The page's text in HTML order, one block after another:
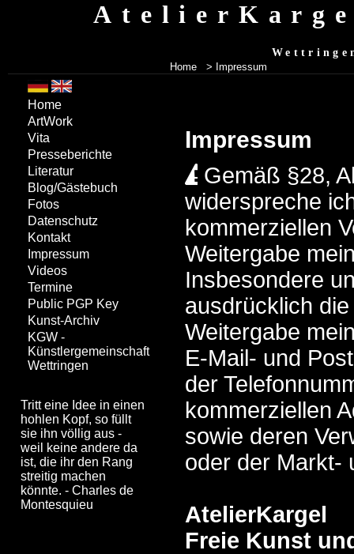
Home > Impressum
Impressum
Gemäß §28,
widerspreche
kommerziellen
Weitergabe
Insbesondere
ausdrücklich
Weitergabe
E-Mail- und
der
kommerziellen
sowie deren
oder der Markt-
AtelierKargel
Freie Kunst
Home
ArtWork
Vita
Presseberichte
Literatur
Blog/Gästebuch
Fotos
Datenschutz
Kontakt
Impressum
Videos
Termine
Public PGP Key
Kunst-Archiv
KGW -
Künstlergemeinschaft
Wettringen
Tritt eine Idee in einen
hohlen Kopf, so füllt
sie ihn völlig aus -
weil keine andere da
ist, die ihr den Rang
streitig machen
könnte. - Charles de
Montesquieu